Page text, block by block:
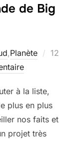
de Big
,Planète
Publié
12
à la liste,
plus en plus
nos faits et
projet très